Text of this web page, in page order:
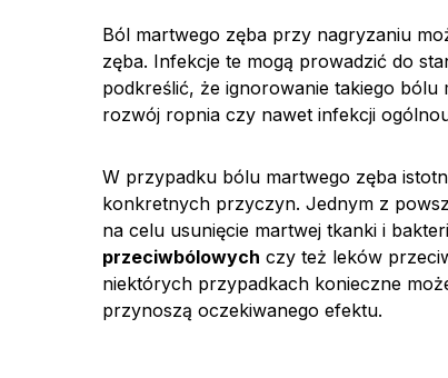
Ból martwego zęba przy nagryzaniu
zęba. Infekcje te mogą prowadzić do
podkreślić, że ignorowanie takiego
rozwój ropnia czy nawet infekcji
W przypadku bólu martwego zęba
konkretnych przyczyn. Jednym z
na celu usunięcie martwej tkanki i
przeciwbólowych czy też leków
niektórych przypadkach konieczne
przynoszą oczekiwanego efektu.